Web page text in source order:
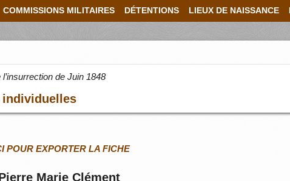
COMMISSIONS MILITAIRES DÉTENTIONS LIEUX DE NAISSANCE
de Juin 1848
individuelles
POUR EXPORTER LA FICHE
Marie Clément